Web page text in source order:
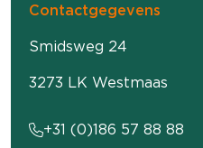
Contactgegevens
Smidsweg 24
3273 LK Westmaas
+31 (0)186 57 88 88